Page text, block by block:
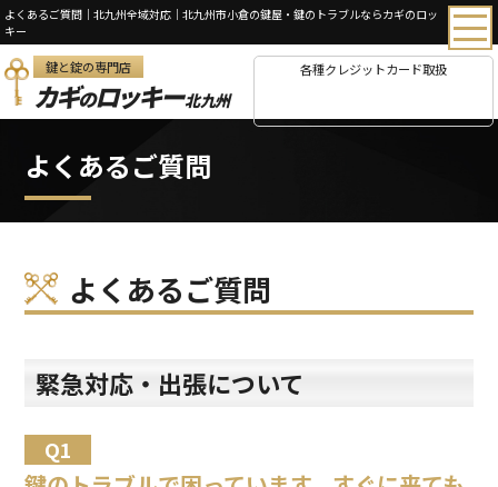
よくあるご質問｜北九州全域対応｜北九州市小倉の鍵屋・鍵のトラブルならカギのロッ
キー
鍵と錠の専門店
カギのロッキー北九州
各種クレジットカード取扱
よくあるご質問
よくあるご質問
緊急対応・出張について